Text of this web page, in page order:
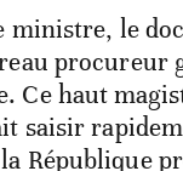
ministre, le
procureur
Ce haut
saisir
République